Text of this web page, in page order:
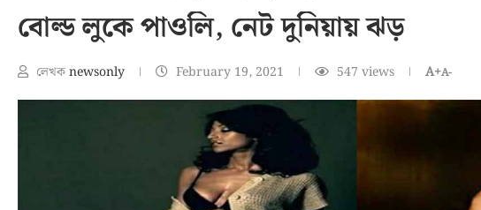
বোল্ড লুকে পাওলি, নেট দুনিয়ায় ঝড়
লেখকnewsonly February 19, 2021 547 views A+A-